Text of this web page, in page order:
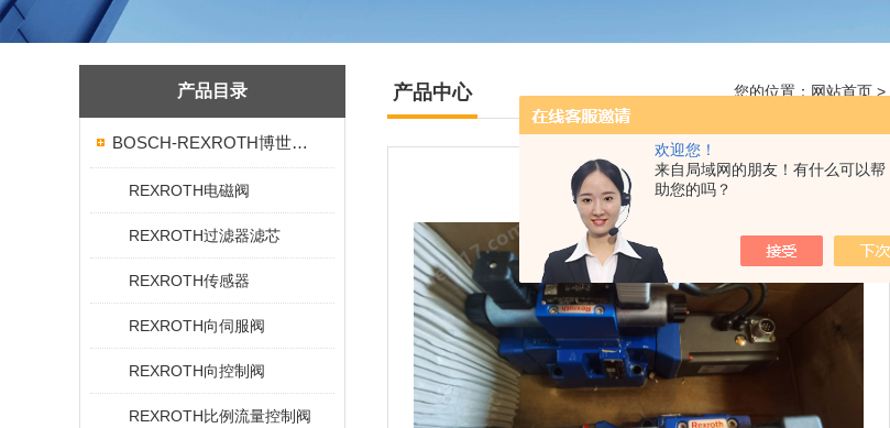
欢迎您！
来自局域网的朋友！有什么可以帮
助您的吗？
产品目录
BOSCH-REXROTH博世力士乐
REXROTH电磁阀
REXROTH过滤器滤芯
REXROTH传感器
REXROTH向伺服阀
REXROTH向控制阀
REXROTH比例流量控制阀
产品中心 您的位置： 网站首页 >